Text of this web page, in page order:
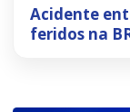
Acidente
feridos na